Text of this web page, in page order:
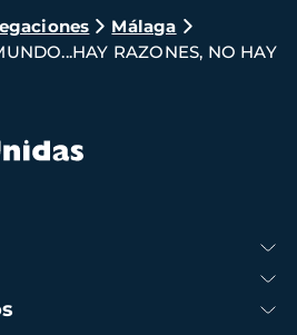
Málaga
RAZONES, NO HAY